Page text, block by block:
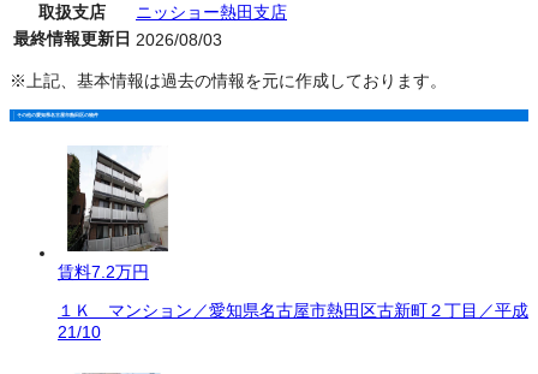
取扱支店
ニッショー熱田支店
最終情報更新日 2026/08/03
※上記、基本情報は過去の情報を元に作成しております。
その他の愛知県名古屋市熱田区の物件
賃料7.2万円
１Ｋ マンション／愛知県名古屋市熱田区古新町２丁目／平成
21/10